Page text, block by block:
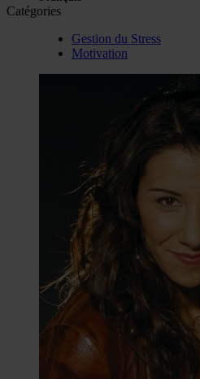
Catégories
Gestion du Stress
Motivation